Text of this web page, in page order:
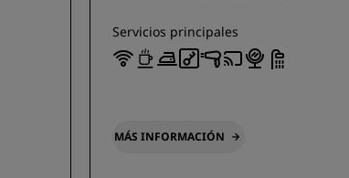
Servicios principales
MÁS INFORMACIÓN